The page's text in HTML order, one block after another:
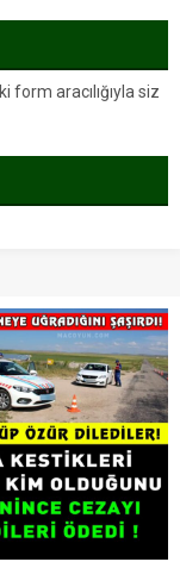
form aracılığıyla siz